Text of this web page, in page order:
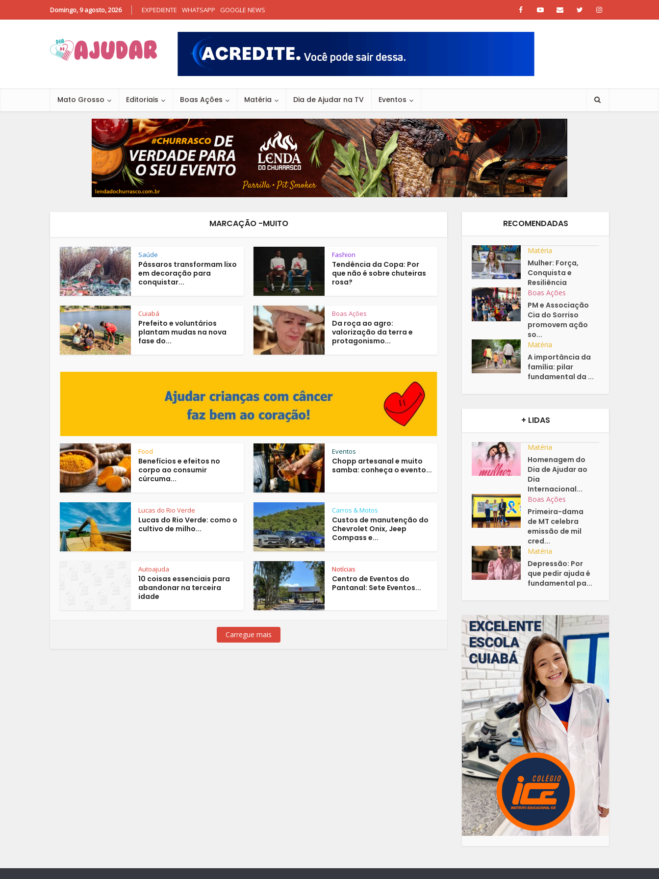
Domingo, 9 agosto, 2026 EXPEDIENTE WHATSAPP GOOGLE NEWS
Mato Grosso Editoriais Boas Ações Matéria Dia de Ajudar na TV Eventos
MARCAÇÃO -MUITO
Saúde
Pássaros transformam lixo
em decoração para
conquistar...
Fashion
Tendência da Copa: Por
que não é sobre chuteiras
rosa?
Cuiabá
Prefeito e voluntários
plantam mudas na nova
fase do...
Boas Ações
Da roça ao agro:
valorização da terra e
protagonismo...
Food
Benefícios e efeitos no
corpo ao consumir
cúrcuma...
Eventos
Chopp artesanal e muito
samba: conheça o evento...
Lucas do Rio Verde
Lucas do Rio Verde: como o
cultivo de milho...
Carros & Motos
Custos de manutenção do
Chevrolet Onix, Jeep
Compass e...
Autoajuda
10 coisas essenciais para
abandonar na terceira
idade
Notícias
Centro de Eventos do
Pantanal: Sete Eventos...
Carregue mais
RECOMENDADAS
Matéria
Mulher: Força,
Conquista e
Resiliência
Boas Ações
PM e Associação
Cia do Sorriso
promovem ação
so...
Matéria
A importância da
família: pilar
fundamental da ...
+ LIDAS
Matéria
Homenagem do
Dia de Ajudar ao
Dia
Internacional...
Boas Ações
Primeira-dama
de MT celebra
emissão de mil
cred...
Matéria
Depressão: Por
que pedir ajuda é
fundamental pa...